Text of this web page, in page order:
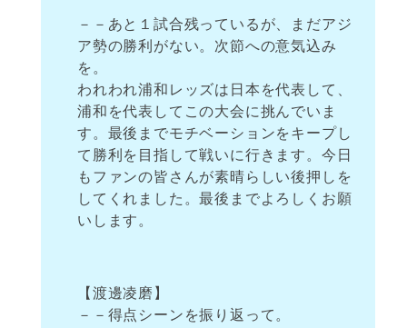
－－あと１試合残っているが、まだアジ
ア勢の勝利がない。次節への意気込み
を。
われわれ浦和レッズは日本を代表して、
浦和を代表してこの大会に挑んでいま
す。最後までモチベーションをキープし
て勝利を目指して戦いに行きます。今日
もファンの皆さんが素晴らしい後押しを
してくれました。最後までよろしくお願
いします。
【渡邊凌磨】
－－得点シーンを振り返って。